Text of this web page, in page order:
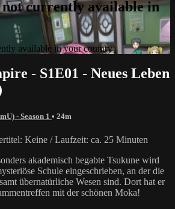
not currently available in
available in your country
- S1E01 - Neues Leben
- Season 1 • 24m
Keine / Laufzeit: ca. 25 Minuten
akademisch begabte Tsukune wird
Schule eingeschrieben, an der die
übernatürliche Wesen sind. Dort hat er
mit der schönen Moka!